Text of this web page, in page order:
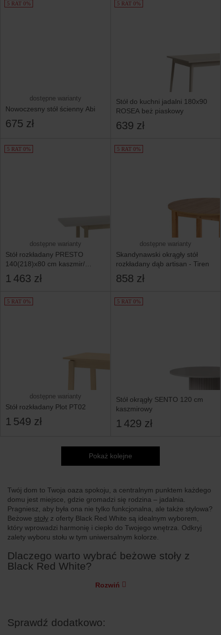
5 RAT 0%
dostępne warianty
Nowoczesny stół ścienny Abi
675 zł
5 RAT 0%
Stół do kuchni jadalni 180x90
ROSEA beż piaskowy
639 zł
5 RAT 0%
dostępne warianty
Stół rozkładany PRESTO
140(218)x80 cm kaszmir/
dąb cremona t
1 463 zł
5 RAT 0%
dostępne warianty
Skandynawski okrągły stół
rozkładany dąb artisan - Tiren
858 zł
5 RAT 0%
dostępne warianty
Stół rozkładany Plot PT02
1 549 zł
5 RAT 0%
Stół okrągły SENTO 120 cm
kaszmirowy
1 429 zł
Pokaż kolejne
Twój dom to Twoja oaza spokoju, a centralnym punktem każdego
domu jest miejsce, gdzie gromadzi się rodzina – jadalnia.
Pragniesz, aby była ona nie tylko funkcjonalna, ale także stylowa?
Beżowe stoły z oferty Black Red White są idealnym wyborem,
który wprowadzi harmonię i ciepło do Twojego wnętrza. Odkryj
zalety wyboru stołu w tym uniwersalnym kolorze.
Dlaczego warto wybrać beżowe stoły z
Black Red White?
Rozwiń
Sprawdź dodatkowo: